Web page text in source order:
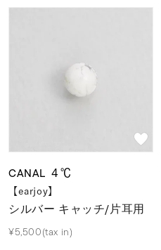
CANAL ４℃
【earjoy】
シルバー キャッチ/片耳用
¥5,500(tax in)